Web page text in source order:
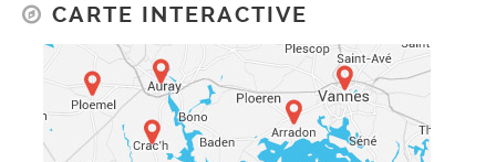
CARTE INTERACTIVE